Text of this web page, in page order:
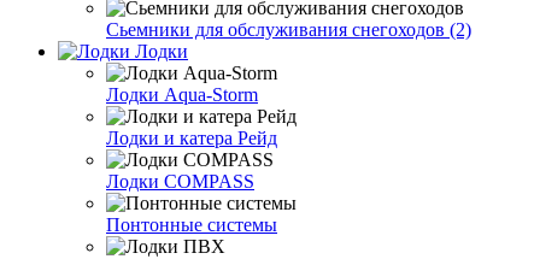
Сьемники для обслуживания снегоходов (2)
Лодки
Лодки Aqua-Storm
Лодки и катера Рейд
Лодки COMPASS
Понтонные системы